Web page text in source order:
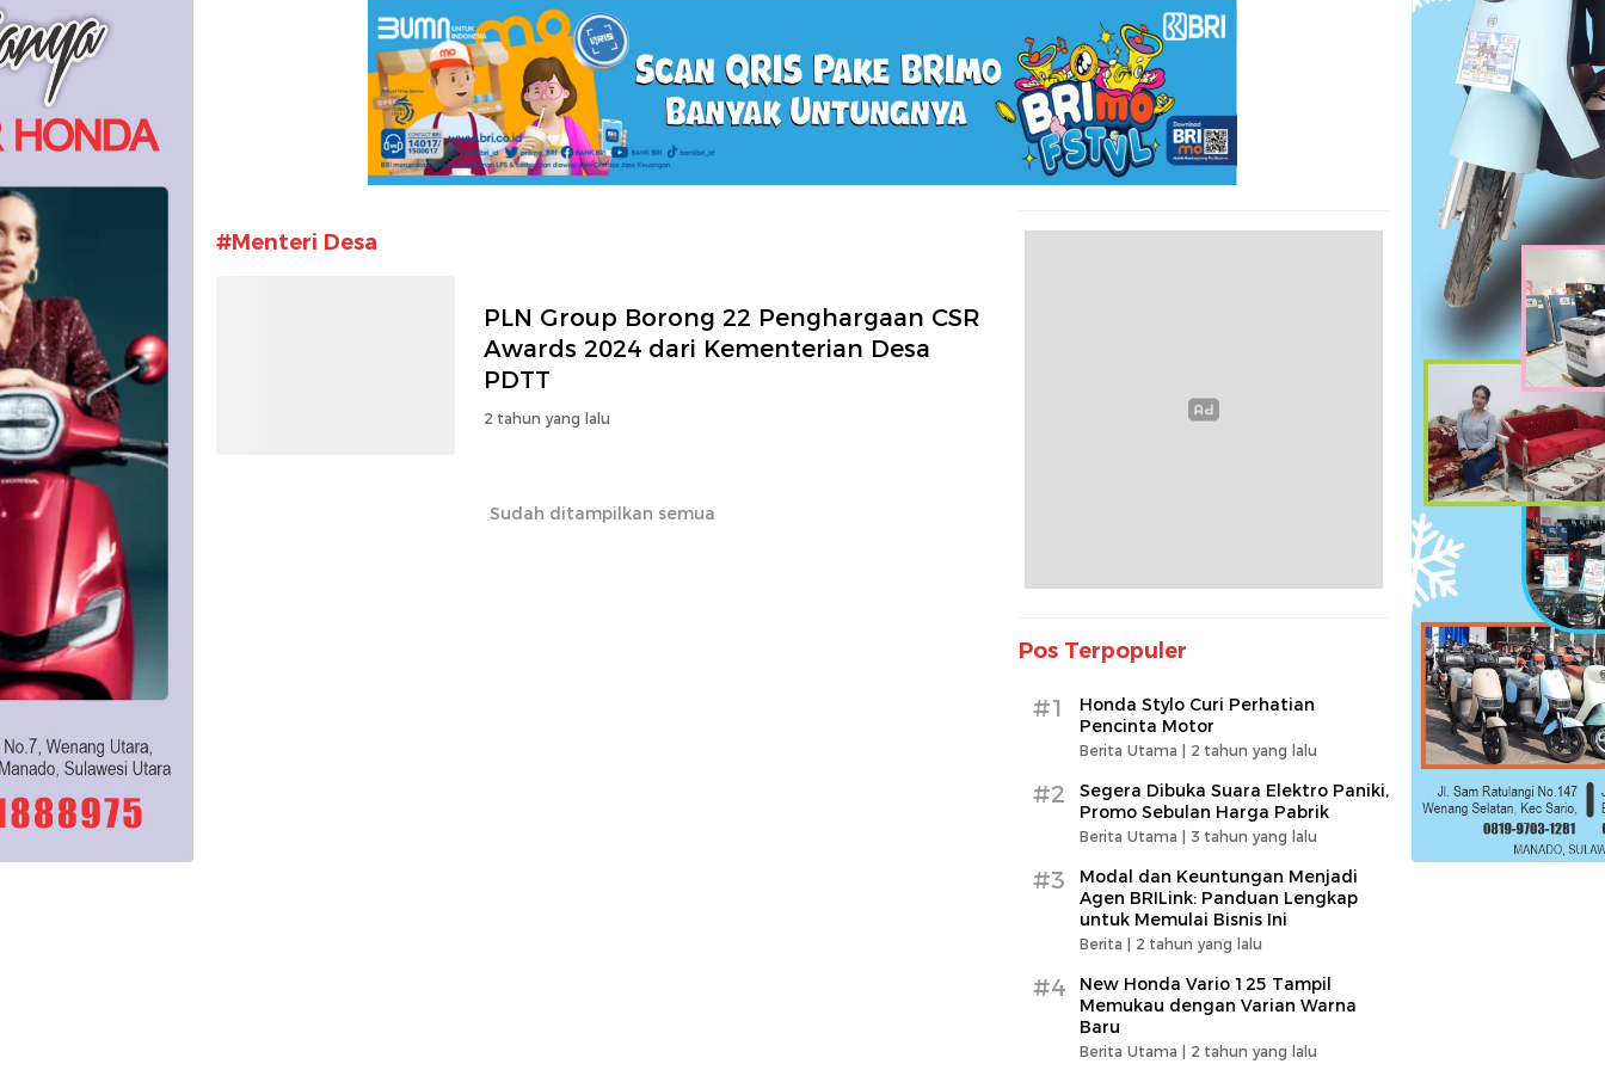
#Menteri Desa
PLN Group Borong 22 Penghargaan CSR
Awards 2024 dari Kementerian Desa
PDTT
2 tahun yang lalu
Sudah ditampilkan semua
Pos Terpopuler
#1
Honda Stylo Curi Perhatian
Pencinta Motor
Berita Utama | 2 tahun yang lalu
#2
Segera Dibuka Suara Elektro Paniki,
Promo Sebulan Harga Pabrik
Berita Utama | 3 tahun yang lalu
#3
Modal dan Keuntungan Menjadi
Agen BRILink: Panduan Lengkap
untuk Memulai Bisnis Ini
Berita | 2 tahun yang lalu
#4
New Honda Vario 125 Tampil
Memukau dengan Varian Warna
Baru
Berita Utama | 2 tahun yang lalu